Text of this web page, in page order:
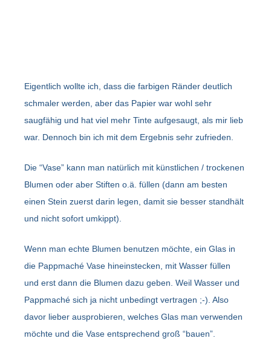
Eigentlich wollte ich, dass die farbigen Ränder deutlich
schmaler werden, aber das Papier war wohl sehr
saugfähig und hat viel mehr Tinte aufgesaugt, als mir lieb
war. Dennoch bin ich mit dem Ergebnis sehr zufrieden.
Die “Vase” kann man natürlich mit künstlichen / trockenen
Blumen oder aber Stiften o.ä. füllen (dann am besten
einen Stein zuerst darin legen, damit sie besser standhält
und nicht sofort umkippt).
Wenn man echte Blumen benutzen möchte, ein Glas in
die Pappmaché Vase hineinstecken, mit Wasser füllen
und erst dann die Blumen dazu geben. Weil Wasser und
Pappmaché sich ja nicht unbedingt vertragen ;-). Also
davor lieber ausprobieren, welches Glas man verwenden
möchte und die Vase entsprechend groß “bauen”.